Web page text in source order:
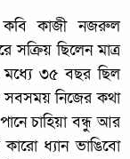
কবি কাজী নজরুল
ছিলেন মাত্র
মধ্যে ৩৫ বছর ছিল
সবসময় নিজের কথা
চাহিয়া বন্ধু আর
ধ্যান ভাঙিবো